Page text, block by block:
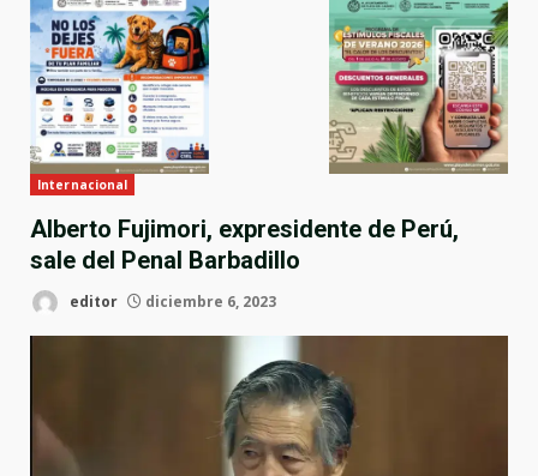
Internacional
Alberto Fujimori, expresidente de Perú,
sale del Penal Barbadillo
editor diciembre 6, 2023